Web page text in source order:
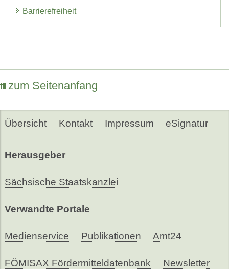
Barrierefreiheit
zum Seitenanfang
Übersicht Kontakt Impressum eSignatur
Herausgeber
Sächsische Staatskanzlei
Verwandte Portale
Medienservice Publikationen Amt24
FÖMISAX Fördermitteldatenbank Newsletter